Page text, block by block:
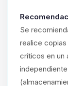
Se
realice
críticos en un